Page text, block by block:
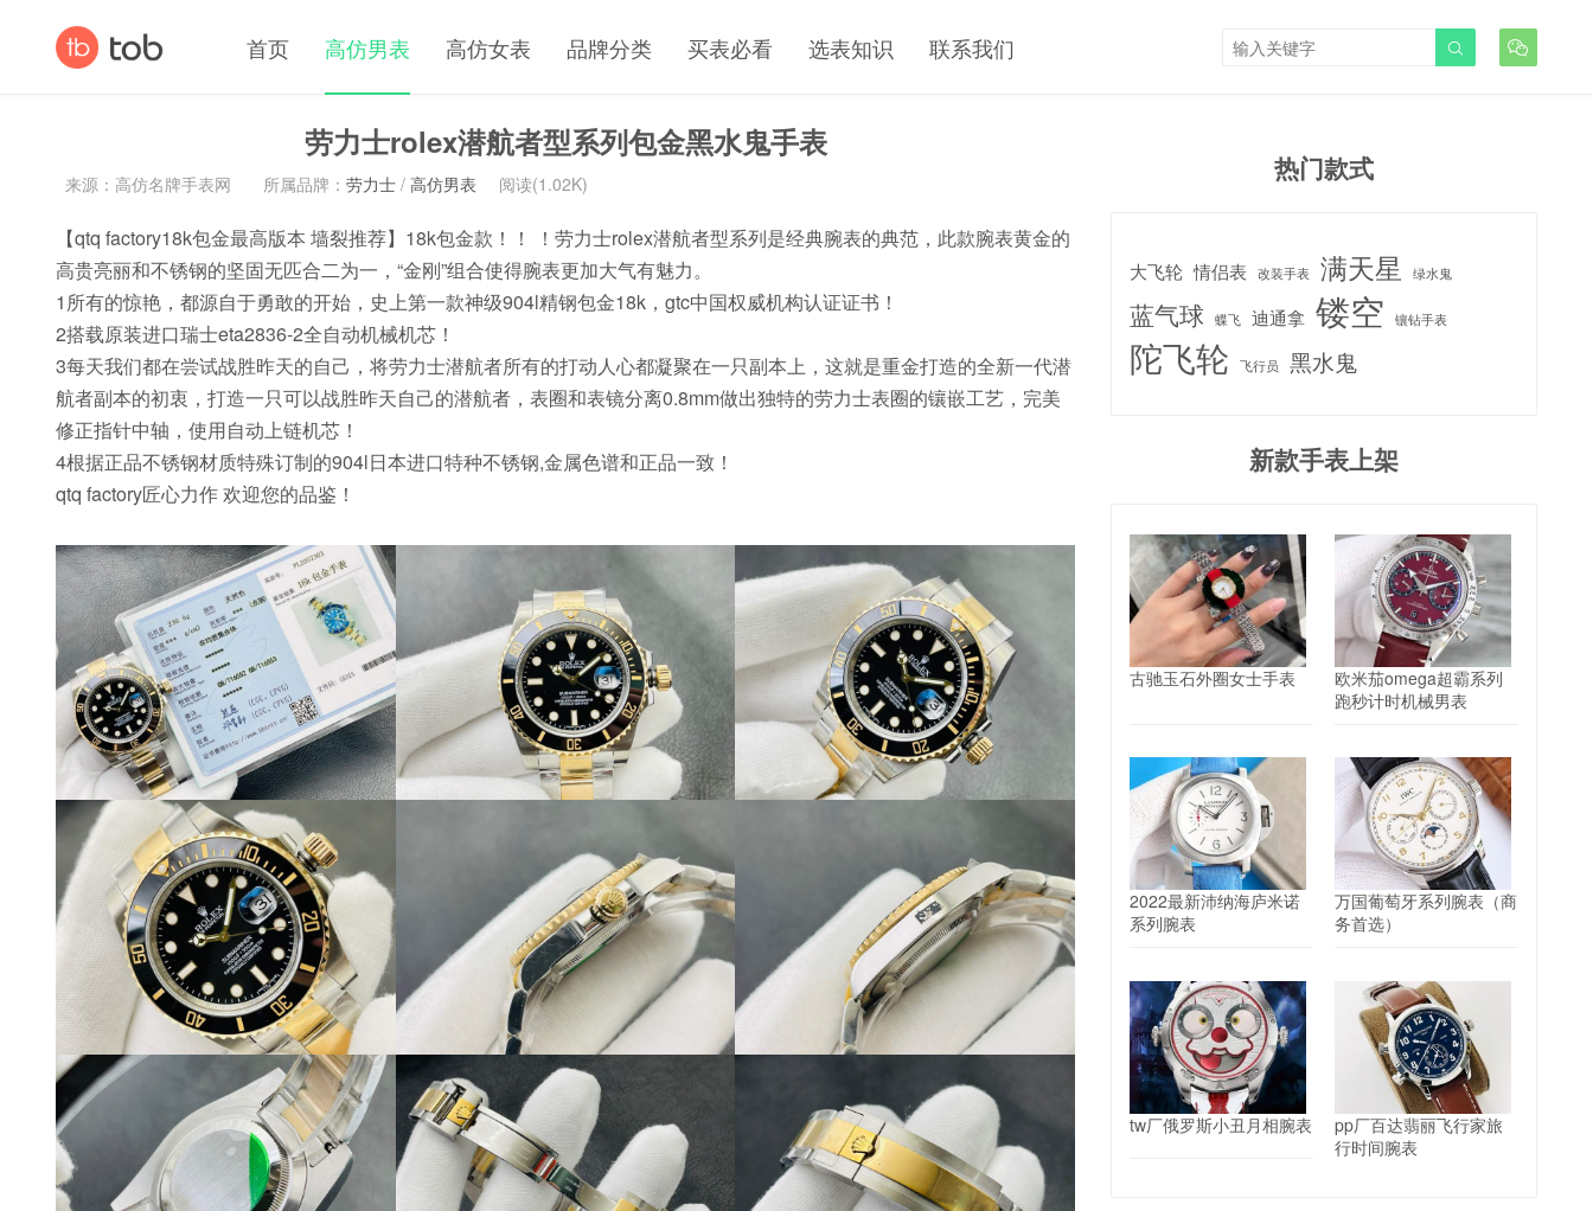
首页 高仿男表 高仿女表 品牌分类 买表必看 选表知识 联系我们 

劳力士rolex潜航者型系列包金黑水鬼手表
来源：高仿名牌手表网 所属品牌： 劳力士 / 高仿男表 阅读(1.02K)
【qtq factory18k包金最高版本 墙裂推荐】18k包金款！！ ！劳力士rolex潜航者型系列是经典腕表的典范，此款腕表黄金的
高贵亮丽和不锈钢的坚固无匹合二为一，“金刚”组合使得腕表更加大气有魅力。
1所有的惊艳，都源自于勇敢的开始，史上第一款神级904l精钢包金18k，gtc中国权威机构认证证书！
2搭载原装进口瑞士eta2836-2全自动机械机芯！
3每天我们都在尝试战胜昨天的自己，将劳力士潜航者所有的打动人心都凝聚在一只副本上，这就是重金打造的全新一代潜
航者副本的初衷，打造一只可以战胜昨天自己的潜航者，表圈和表镜分离0.8mm做出独特的劳力士表圈的镶嵌工艺，完美
修正指针中轴，使用自动上链机芯！
4根据正品不锈钢材质特殊订制的904l日本进口特种不锈钢,金属色谱和正品一致！
qtq factory匠心力作 欢迎您的品鉴！
热门款式
大飞轮 情侣表 改装手表 满天星 绿水鬼
蓝气球 蝶飞 迪通拿 镂空 镶钻手表
陀飞轮 飞行员 黑水鬼
新款手表上架
古驰玉石外圈女士手表
欧米茄omega超霸系列
跑秒计时机械男表
2022最新沛纳海庐米诺
系列腕表
万国葡萄牙系列腕表（商
务首选）
tw厂俄罗斯小丑月相腕表
pp厂百达翡丽飞行家旅
行时间腕表